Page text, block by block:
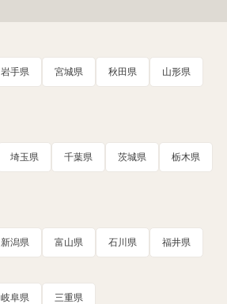
岩手県 宮城県 秋田県 山形県
埼玉県 千葉県 茨城県 栃木県
新潟県 富山県 石川県 福井県
岐阜県 三重県